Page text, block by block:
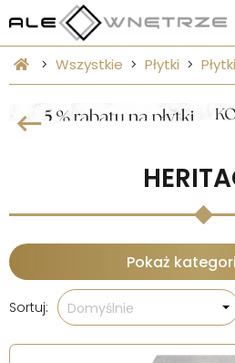
Wszystkie Płytki
Pokaż
Sortuj: Domyślnie